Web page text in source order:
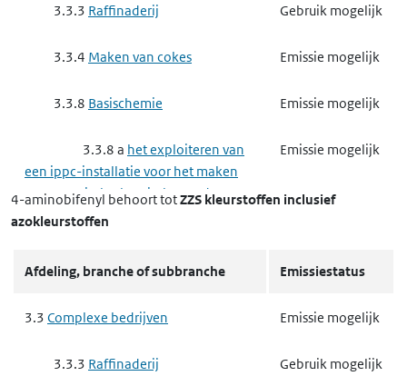
3.3.3 Raffinaderij Gebruik mogelijk
3.3.4 Maken van cokes Emissie mogelijk
3.3.8 Basischemie Emissie mogelijk
3.3.8 a het exploiteren van
een ippc-installatie voor het maken
van organisch-chemische producten
Emissie mogelijk
van producten voor
4-aminobifenyl behoort totZZS kleurstoffen inclusief
azokleurstoffen
Afdeling, branche of subbranche Emissiestatus
3.3 Complexe bedrijven Emissie mogelijk
3.3.3 Raffinaderij Gebruik mogelijk